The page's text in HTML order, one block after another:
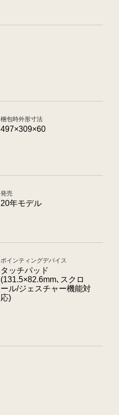
梱包時外形寸法
497×309×60
発売
20年モデル
ポインティングデバイス
タッチパッド
(131.5×82.6mm､スクロ
ール/ジェスチャー機能対
応)